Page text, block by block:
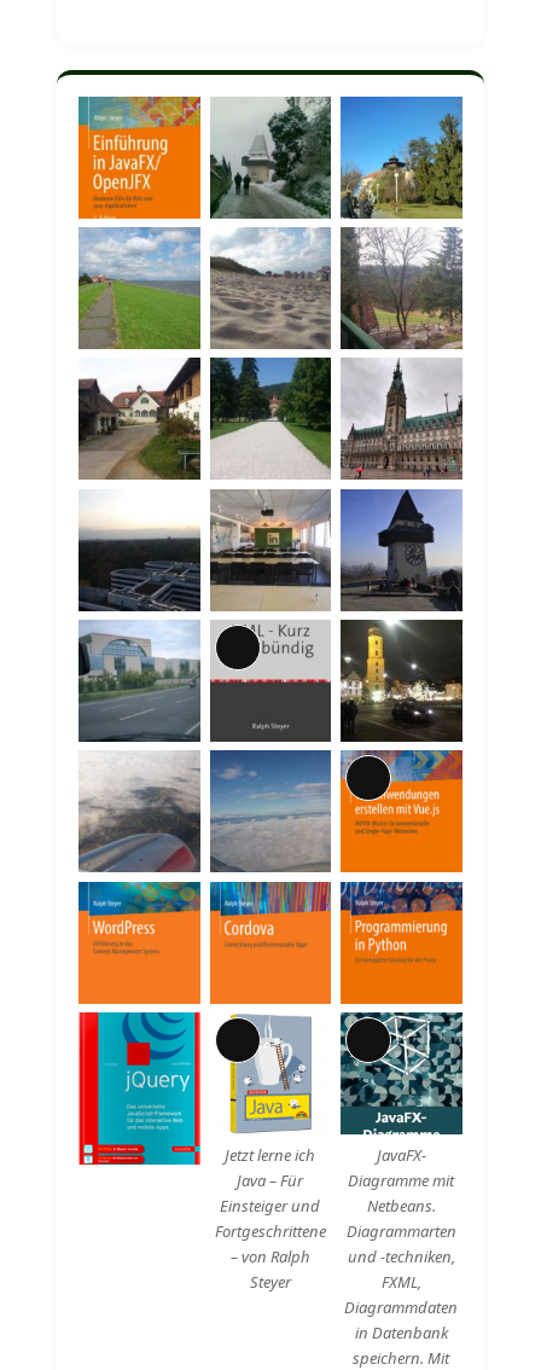
Lange
Beschreibung
Lange
Beschreibung
Lange
Beschreibung
Jetzt lerne ich
Java – Für
Einsteiger und
Fortgeschrittene
– von Ralph
Steyer
Lange
Beschreibung
JavaFX-
Diagramme mit
Netbeans.
Diagrammarten
und -techniken,
FXML,
Diagrammdaten
in Datenbank
speichern. Mit